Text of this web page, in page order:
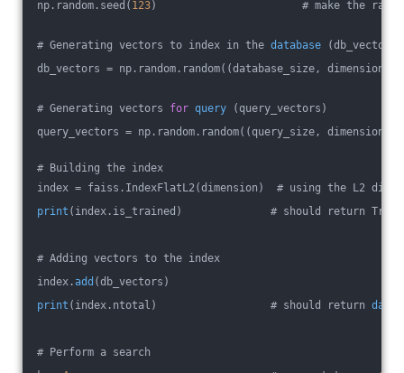
np.random.seed( 123)                       # make the
# Generating vectors to index in the database
(db_vectors)
db_vectors = np.random.random((database_size,
# Generating vectors for query
(query_vectors)
query_vectors = np.random.random((query_size,
# Building the index
index = faiss.IndexFlatL2(dimension)  # using the L2
print (index.is_trained) # should return True
# Adding vectors to the index
index.add (db_vectors)
print (index.ntotal) # should return
# Perform a search